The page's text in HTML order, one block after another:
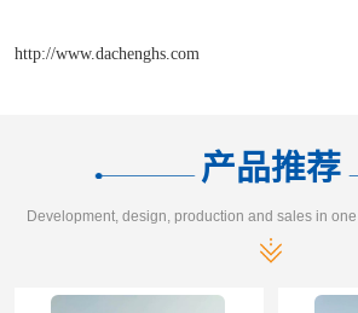
http://www.dachenghs.com
产品推荐